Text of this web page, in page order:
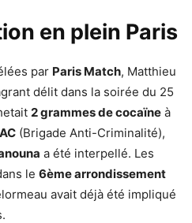
en plein Paris
par Paris Match, Matthieu
délit dans la soirée du 25
2 grammes de cocaïne à
(Brigade Anti-Criminalité),
a été interpellé. Les
le 6ème arrondissement
avait déjà été impliqué